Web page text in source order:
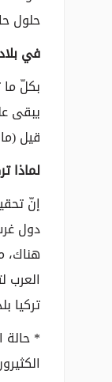
حلول
في
بكلّ
يبقى
قيل
لماذا
إنّ
دول
هناك،
العرب
تركيا